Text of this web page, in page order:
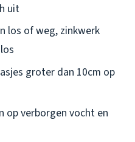
uit
los of weg, zinkwerk
groter dan 10cm op
op verborgen vocht en